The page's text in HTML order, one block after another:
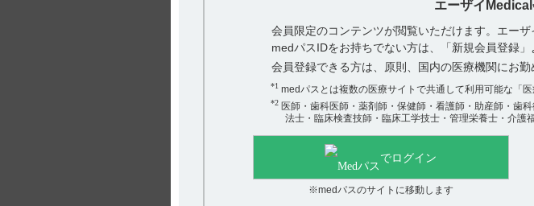
エーザイ
会員限定のコンテンツが閲覧いただけます。エー
medパスIDをお持ちでない方は、「新規会員登録」
会員登録できる方は、原則、国内の医療機関にお
*1medパスとは複数の医療サイトで共通して利用可能な「医
*2医師・歯科医師・薬剤師・保健師・看護師・助産師・歯
法士・臨床検査技師・臨床工学技士・管理栄養士・介護
でログイン
※medパスのサイトに移動します
2025年7月
役に立った
役に立たなかった